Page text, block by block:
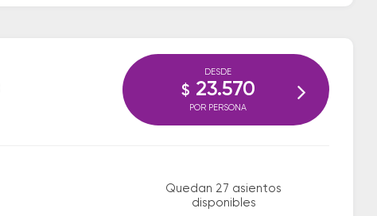
Quedan 27 asientos
disponibles
DESDE
$ 23.570
POR PERSONA